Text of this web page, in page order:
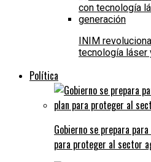
INIM
tecnología láser
Política
Gobierno se prepara
para proteger al sector